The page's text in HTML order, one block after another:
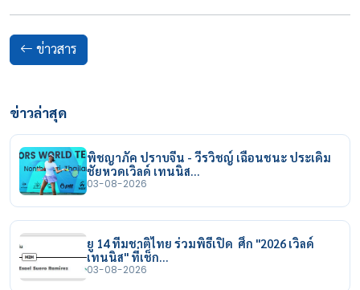
ข่าวสาร
ข่าวล่าสุด
พิชญาภัค ปราบจีน - วีรวิชญ์ เฉือนชนะ ประเดิม
ชัยหวดเวิลด์ เทนนิส…
03-08-2026
ยู 14 ทีมชาติไทย ร่วมพิธีเปิด ศึก "2026 เวิลด์
เทนนิส" ที่เช็ก…
03-08-2026